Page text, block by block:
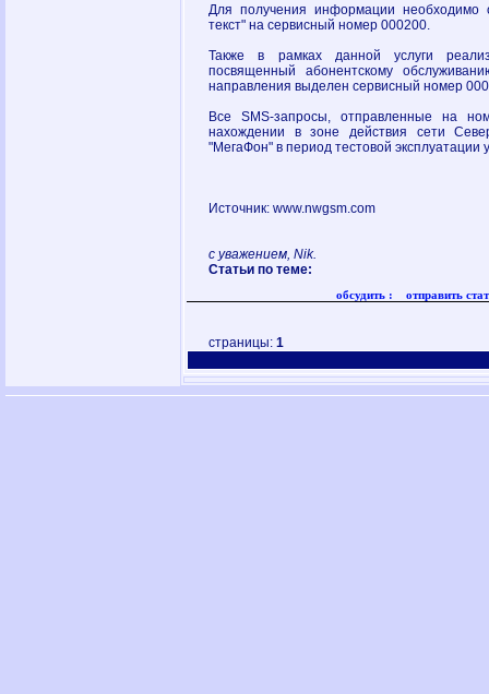
Для получения информации необходимо
текст" на сервисный номер 000200.
Также в рамках данной услуги
посвященный абонентскому
направления выделен сервисный номер
Все SMS-запросы, отправленные на
нахождении в зоне действия сети
"МегаФон" в период тестовой эксплуатации
Источник: www.nwgsm.com
с уважением, Nik.
Статьи по теме:
обсудить : отправить
страницы:1